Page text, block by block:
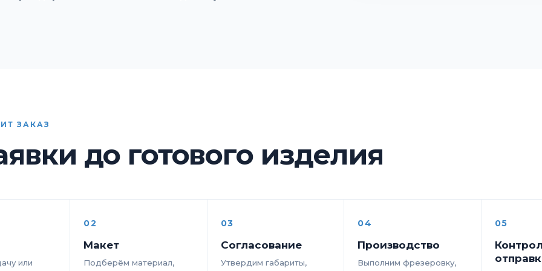
ЗАКАЗ
до готового изделия
или
02
Макет
Подберём материал,
03
Согласование
Утвердим габариты,
04
Производство
Выполним фрезеровку,
05